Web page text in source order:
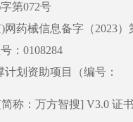
第072号
药械信息备字（2023）
：0108284
划资助项目（编号：
称：万方智搜] V3.0 证